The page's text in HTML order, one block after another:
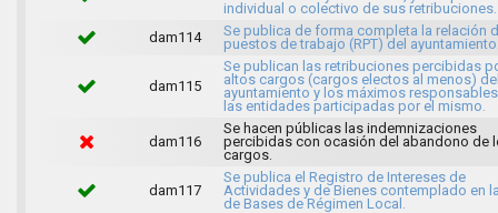
individual o colectivo de sus retribuciones.
dam114
Se publica de forma completa la relación
puestos de trabajo (RPT) del
dam115
Se publican las retribuciones percibidas
altos cargos (cargos electos al menos)
ayuntamiento y los máximos
las entidades participadas por el mismo.
dam116
Se hacen públicas las indemnizaciones
percibidas con ocasión del abandono de
cargos.
dam117
Se publica el Registro de Intereses de
Actividades y de Bienes contemplado en
de Bases de Régimen Local.